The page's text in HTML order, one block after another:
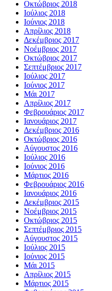
Οκτώβριος 2018
Ιούλιος 2018
Ιούνιος 2018
Απρίλιος 2018
Δεκέμβριος 2017
Νοέμβριος 2017
Οκτώβριος 2017
Σεπτέμβριος 2017
Ιούλιος 2017
Ιούνιος 2017
Μάι 2017
Απρίλιος 2017
Φεβρουάριος 2017
Ιανουάριος 2017
Δεκέμβριος 2016
Οκτώβριος 2016
Αύγουστος 2016
Ιούλιος 2016
Ιούνιος 2016
Μάρτιος 2016
Φεβρουάριος 2016
Ιανουάριος 2016
Δεκέμβριος 2015
Νοέμβριος 2015
Οκτώβριος 2015
Σεπτέμβριος 2015
Αύγουστος 2015
Ιούλιος 2015
Ιούνιος 2015
Μάι 2015
Απρίλιος 2015
Μάρτιος 2015